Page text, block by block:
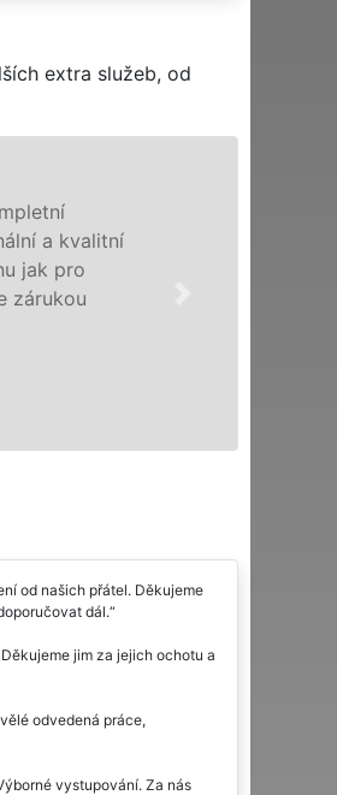
extra služeb, od
od našich přátel. Děkujeme
dál.
jim za jejich ochotu a
odvedená práce,
vystupování. Za nás